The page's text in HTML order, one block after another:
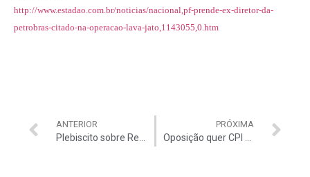
http://www.estadao.com.br/noticias/nacional,pf-prende-ex-diretor-da-
petrobras-citado-na-operacao-lava-jato,1143055,0.htm
ANTERIOR PRÓXIMA